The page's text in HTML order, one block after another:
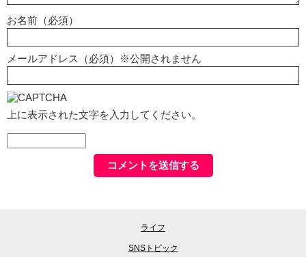
お名前（必須）
メールアドレス（必須）※公開されません
上に表示された文字を入力してください。
ライフ
SNSトピック